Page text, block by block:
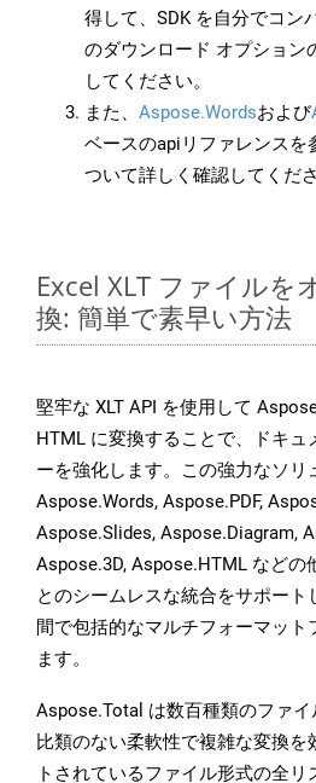
得して、SDK を自分でコン
のダウンロード オプション
してください。
また、 Aspose.Wordsおよび
ベースのapiリファレンスを
ついて詳しく確認してくださ
Excel XLT ファイルを
換: 簡単で素早い方法
堅牢な XLT API を使用して
HTML に変換することで、ドキュ
ーを強化します。この強力なソリ
Aspose.Words, Aspose.PDF,
Aspose.Slides, Aspose.Diagram,
Aspose.3D, Aspose.HTML などの
とのシームレスな統合をサポート
間で包括的なマルチフォーマット
ます。
Aspose.Total は数百種類のファイ
比類のない柔軟性で複雑な変換を
トされているファイル形式の全リ